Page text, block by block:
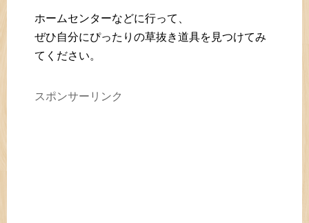
ホームセンターなどに行って、
ぜひ自分にぴったりの草抜き道具を見つけてみ
てください。
スポンサーリンク